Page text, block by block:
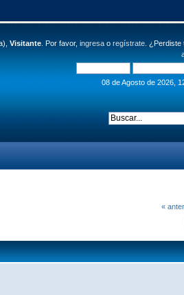
Visitante. Por favor, ingresao regístrate. ¿Perdiste
08 de Agosto de 2026,
«